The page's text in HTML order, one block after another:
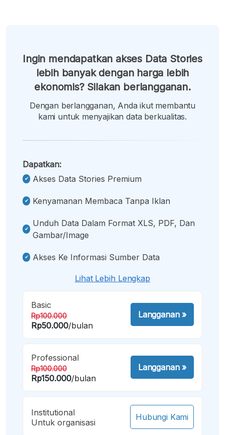
Ingin mendapatkan akses Data Stories
lebih banyak dengan harga lebih
ekonomis? Silakan berlangganan.
Dengan berlangganan, Anda ikut membantu
kami untuk menyajikan data berkualitas.
Dapatkan:
Akses Data Stories Premium
Kenyamanan Membaca Tanpa Iklan
Unduh Data Dalam Format XLS, PDF, Dan
Gambar/image
Akses Ke Informasi Sumber Data
Lihat Lebih Lengkap
Basic
Rp100.000
Rp50.000/bulan
Langganan»
Professional
Rp100.000
Rp150.000/bulan
Langganan»
Institutional
Untuk organisasi
Hubungi Kami